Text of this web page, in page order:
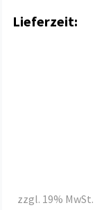
Lieferzeit:
zzgl. 19% MwSt.